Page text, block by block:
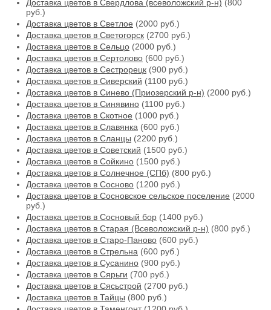
Доставка цветов в Свердлова (всеволожский р-н) (800
руб.)
Доставка цветов в Светлое (2000 руб.)
Доставка цветов в Светогорск (2700 руб.)
Доставка цветов в Сельцо (2000 руб.)
Доставка цветов в Сертолово (600 руб.)
Доставка цветов в Сестрорецк (900 руб.)
Доставка цветов в Сиверский (1100 руб.)
Доставка цветов в Синево (Приозерский р-н) (2000 руб.)
Доставка цветов в Синявино (1100 руб.)
Доставка цветов в Скотное (1000 руб.)
Доставка цветов в Славянка (600 руб.)
Доставка цветов в Сланцы (2200 руб.)
Доставка цветов в Советский (1500 руб.)
Доставка цветов в Сойкино (1500 руб.)
Доставка цветов в Солнечное (СПб) (800 руб.)
Доставка цветов в Сосново (1200 руб.)
Доставка цветов в Сосновское сельское поселение (2000
руб.)
Доставка цветов в Сосновый бор (1400 руб.)
Доставка цветов в Старая (Всеволожский р-н) (800 руб.)
Доставка цветов в Старо-Паново (600 руб.)
Доставка цветов в Стрельна (600 руб.)
Доставка цветов в Сусанино (900 руб.)
Доставка цветов в Сярьги (700 руб.)
Доставка цветов в Сясьстрой (2700 руб.)
Доставка цветов в Тайцы (800 руб.)